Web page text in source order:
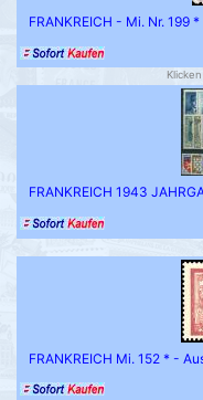
FRANKREICH - Mi. Nr. 199 *
FRANKREICH 1943
FRANKREICH Mi. 152 * -